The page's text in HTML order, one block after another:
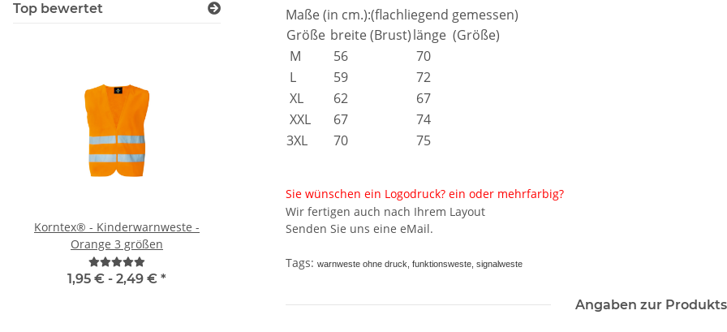
Maße (in cm.):(flachliegend gemessen)
Größe breite (Brust)länge (Größe)
M
56
70
L
59
72
XL
62
67
XXL
67
74
3XL
70 75
Sie wünschen ein Logodruck? ein oder mehrfarbig?
Wir fertigen auch nach Ihrem Layout
Senden Sie uns eine eMail.
Tags: warnweste ohne druck, funktionsweste, signalweste
Angaben zur
Top bewertet
Korntex® - Kinderwarnweste -
Orange 3 größen
1,95 € - 2,49 € *
Brandschutzhelfer
Executive Weste rot/gelb mit
mit vielen Taschen S-3XL